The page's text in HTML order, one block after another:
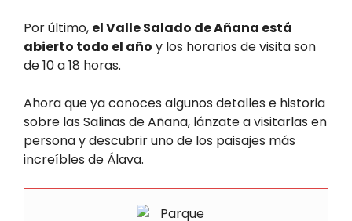
Por último, el Valle Salado de Añana está
abierto todo el año y los horarios de visita son
de 10 a 18 horas.
Ahora que ya conoces algunos detalles e historia
sobre las Salinas de Añana, lánzate a visitarlas en
persona y descubrir uno de los paisajes más
increíbles de Álava.